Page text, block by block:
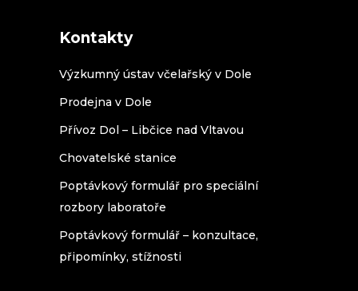
Kontakty
Výzkumný ústav včelařský v Dole
Prodejna v Dole
Přívoz Dol – Libčice nad Vltavou
Chovatelské stanice
Poptávkový formulář pro speciální
rozbory laboratoře
Poptávkový formulář – konzultace,
připomínky, stížnosti